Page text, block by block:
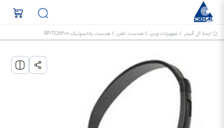
ایده آل گستر تجهیزات ویپ هدست تلفن هدست پاناسونیک RP-TCA400